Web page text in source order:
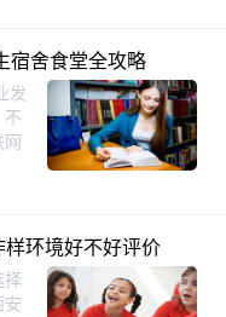
宿舍食堂全攻略
发
不
环境好不好评价
择
安